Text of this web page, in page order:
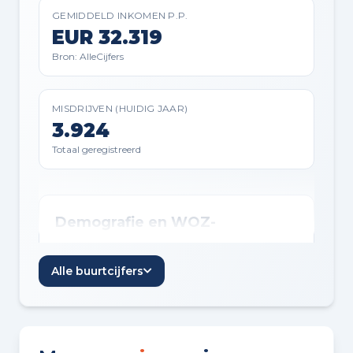
Badkamer voorzieningen
Ligbad, wastafel, en
wastafelmeubel
GEMIDDELD INKOMEN P.P.
EUR 32.319
Bron: AlleCijfers
MISDRIJVEN (HUIDIG JAAR)
3.924
Totaal geregistreerd
Demografie en WOZ-
Inwoners per jaar
Alle buurtcijfers